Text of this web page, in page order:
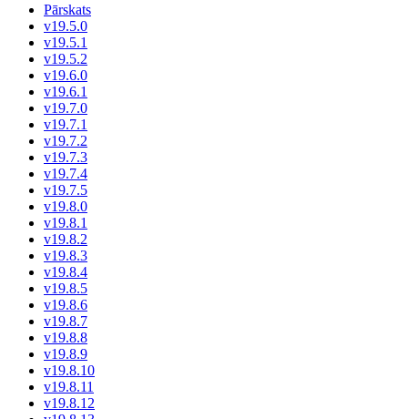
Pārskats
v19.5.0
v19.5.1
v19.5.2
v19.6.0
v19.6.1
v19.7.0
v19.7.1
v19.7.2
v19.7.3
v19.7.4
v19.7.5
v19.8.0
v19.8.1
v19.8.2
v19.8.3
v19.8.4
v19.8.5
v19.8.6
v19.8.7
v19.8.8
v19.8.9
v19.8.10
v19.8.11
v19.8.12